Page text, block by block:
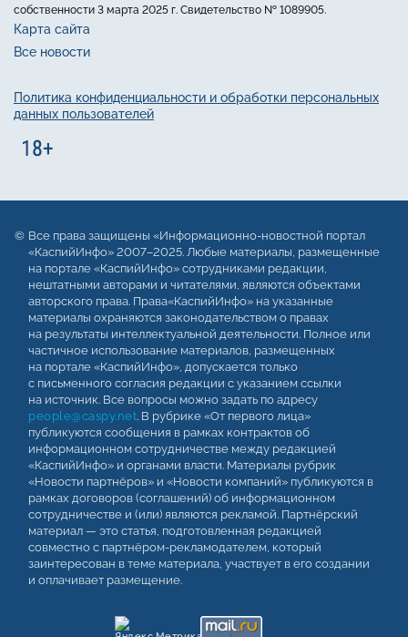
собственности 3 марта 2025 г. Свидетельство № 1089905.
Карта сайта
Все новости
Политика конфиденциальности и обработки персональных
данных пользователей
Все права защищены «Информационно-новостной портал
«КаспийИнфо» 2007–2025. Любые материалы, размещенные
на портале «КаспийИнфо» сотрудниками редакции,
нештатными авторами и читателями, являются объектами
авторского права. Права«КаспийИнфо» на указанные
материалы охраняются законодательством о правах
на результаты интеллектуальной деятельности. Полное или
частичное использование материалов, размещенных
на портале «КаспийИнфо», допускается только
с письменного согласия редакции с указанием ссылки
на источник. Все вопросы можно задать по адресу
people@caspy.net. В рубрике «От первого лица»
публикуются сообщения в рамках контрактов об
информационном сотрудничестве между редакцией
«КаспийИнфо» и органами власти. Материалы рубрик
«Новости партнёров» и «Новости компаний» публикуются в
рамках договоров (соглашений) об информационном
сотрудничестве и (или) являются рекламой. Партнёрский
материал — это статья, подготовленная редакцией
совместно с партнёром-рекламодателем, который
заинтересован в теме материала, участвует в его создании
и оплачивает размещение.